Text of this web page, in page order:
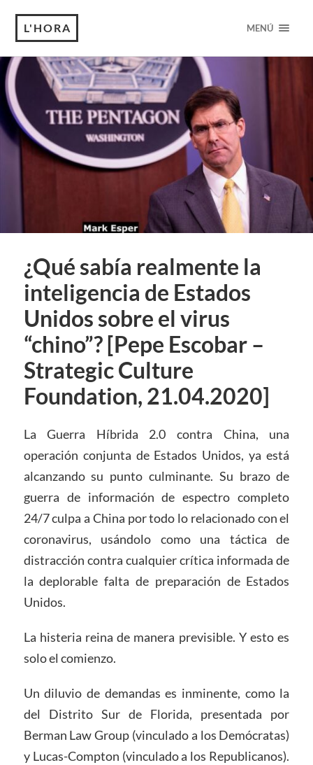
L'HORA MENÚ
¿Qué sabía realmente la
inteligencia de Estados
Unidos sobre el virus
“chino”? [Pepe Escobar –
Strategic Culture
Foundation, 21.04.2020]
La Guerra Híbrida 2.0 contra China, una
operación conjunta de Estados Unidos, ya está
alcanzando su punto culminante. Su brazo de
guerra de información de espectro completo
24/7 culpa a China por todo lo relacionado con el
coronavirus, usándolo como una táctica de
distracción contra cualquier crítica informada de
la deplorable falta de preparación de Estados
Unidos.
La histeria reina de manera previsible. Y esto es
solo el comienzo.
Un diluvio de demandas es inminente, como la
del Distrito Sur de Florida, presentada por
Berman Law Group (vinculado a los Demócratas)
y Lucas-Compton (vinculado a los Republicanos).